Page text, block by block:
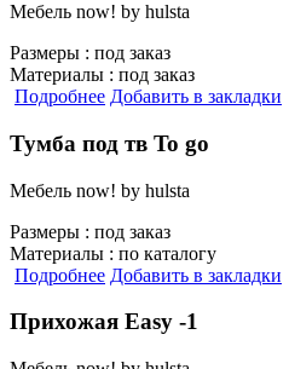
Мебель now! by hulsta
Размеры : под заказ
Материалы : под заказ
Подробнее Добавить в закладки
Тумба под тв To go
Мебель now! by hulsta
Размеры : под заказ
Материалы : по каталогу
Подробнее Добавить в закладки
Прихожая Easy -1